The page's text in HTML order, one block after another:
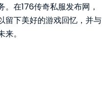
在176传奇私服发布网，
留下美好的游戏回忆，并与
。